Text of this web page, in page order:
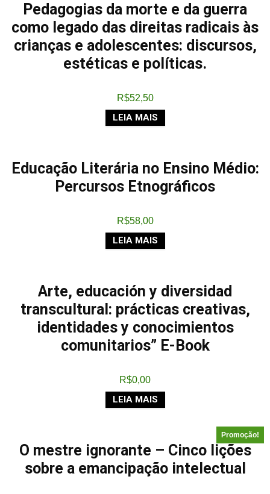
Pedagogias da morte e da guerra
como legado das direitas radicais às
crianças e adolescentes: discursos,
estéticas e políticas.
R$52,50
LEIA MAIS
Educação Literária no Ensino Médio:
Percursos Etnográficos
R$58,00
LEIA MAIS
Arte, educación y diversidad
transcultural: prácticas creativas,
identidades y conocimientos
comunitarios” E-Book
R$0,00
LEIA MAIS
Promoção!
O mestre ignorante – Cinco lições
sobre a emancipação intelectual